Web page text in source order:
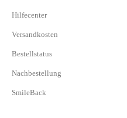
Hilfecenter
Versandkosten
Bestellstatus
Nachbestellung
SmileBack